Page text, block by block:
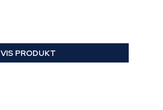
VIS PRODUKT